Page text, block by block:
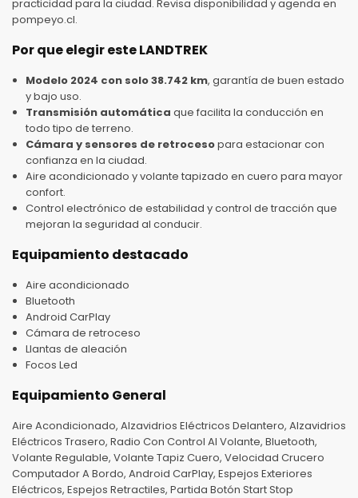
practicidad para la ciudad. Revisa disponibilidad y agenda en
pompeyo.cl.
Por que elegir este LANDTREK
Modelo 2024 con solo 38.742 km, garantía de buen estado
y bajo uso.
Transmisión automática que facilita la conducción en
todo tipo de terreno.
Cámara y sensores de retrocesopara estacionar con
confianza en la ciudad.
Aire acondicionado y volante tapizado en cuero para mayor
confort.
Control electrónico de estabilidad y control de tracción que
mejoran la seguridad al conducir.
Equipamiento destacado
Aire acondicionado
Bluetooth
Android CarPlay
Cámara de retroceso
Llantas de aleación
Focos Led
Equipamiento General
Aire Acondicionado, Alzavidrios Eléctricos Delantero, Alzavidrios
Eléctricos Trasero, Radio Con Control Al Volante, Bluetooth,
Volante Regulable, Volante Tapiz Cuero, Velocidad Crucero
Computador A Bordo, Android CarPlay, Espejos Exteriores
Eléctricos, Espejos Retractiles, Partida Botón Start Stop